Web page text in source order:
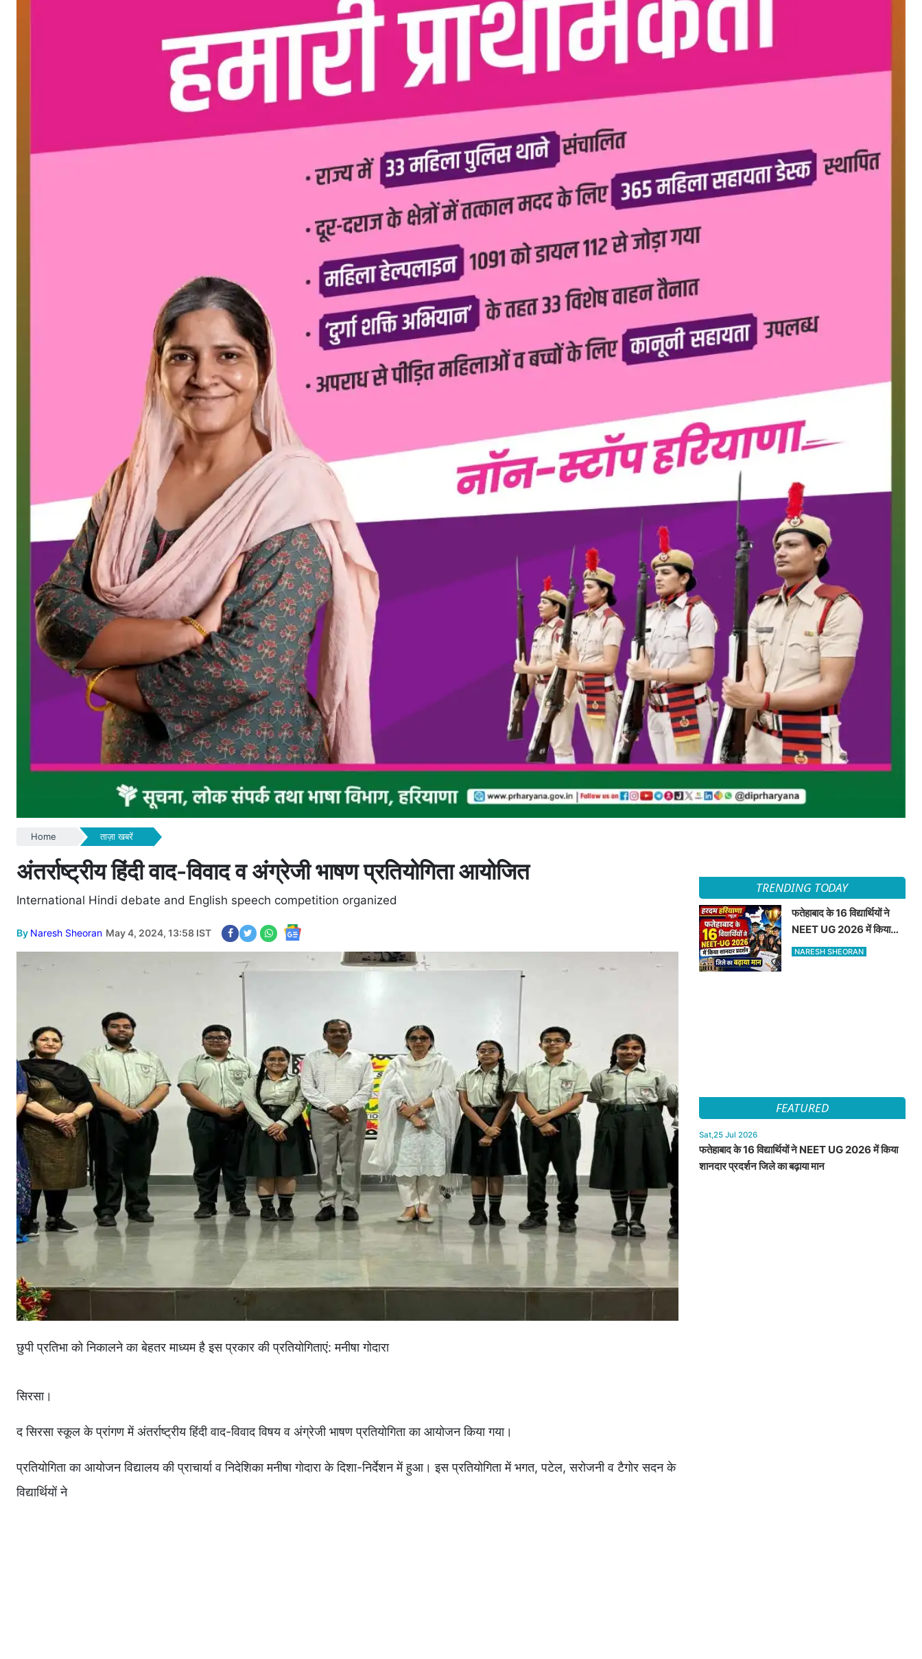
Home ताज़ा खबरें
अंतर्राष्ट्रीय हिंदी वाद-विवाद व अंग्रेजी भाषण प्रतियोगिता आयोजित
International Hindi debate and English speech competition organized
By Naresh Sheoran May 4, 2024, 13:58 IST
छुपी प्रतिभा को निकालने का बेहतर माध्यम है इस प्रकार की प्रतियोगिताएं: मनीषा गोदारा
सिरसा।
द सिरसा स्कूल के प्रांगण में अंतर्राष्ट्रीय हिंदी वाद-विवाद विषय व अंग्रेजी भाषण प्रतियोगिता का आयोजन किया गया।
प्रतियोगिता का आयोजन विद्यालय की प्राचार्या व निदेशिका मनीषा गोदारा के दिशा-निर्देशन में हुआ। इस प्रतियोगिता में भगत, पटेल, सरोजनी व टैगोर सदन के
विद्यार्थियों ने
TRENDING TODAY
फतेहाबाद के 16 विद्यार्थियों ने
NEET UG 2026 में किया
शानदार प्रदर्शन जिले का बढ़ाया
NARESH SHEORAN
FEATURED
Sat,25 Jul 2026
फतेहाबाद के 16 विद्यार्थियों ने NEET UG 2026 में किया
शानदार प्रदर्शन जिले का बढ़ाया मान